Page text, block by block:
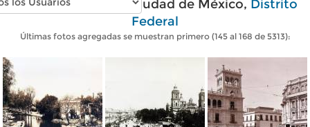
Fotos antiguas de Ciudad de México, Distrito
Federal
Últimas fotos agregadas se muestran primero (145 al 168 de 5313):